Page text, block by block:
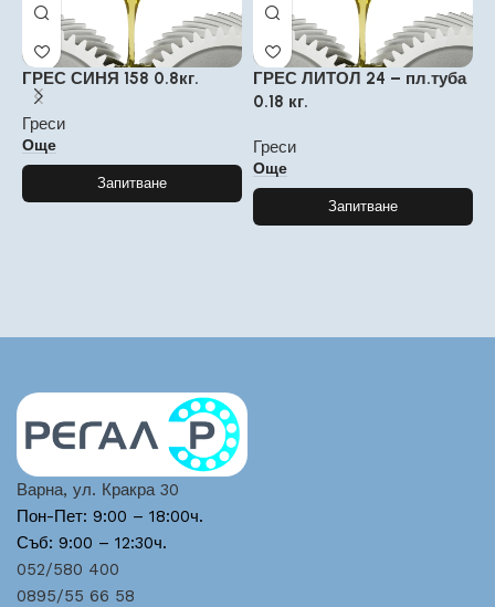
ГРЕС СИНЯ 158 0.8кг.
Греси
Още
Запитване
ГРЕС ЛИТОЛ 24 – пл.туба
0.18 кг.
Греси
Още
Запитване
Варна, ул. Кракра 30
Пон-Пет: 9:00 – 18:00ч.
Съб: 9:00 – 12:30ч.
052/580 400
0895/55 66 58